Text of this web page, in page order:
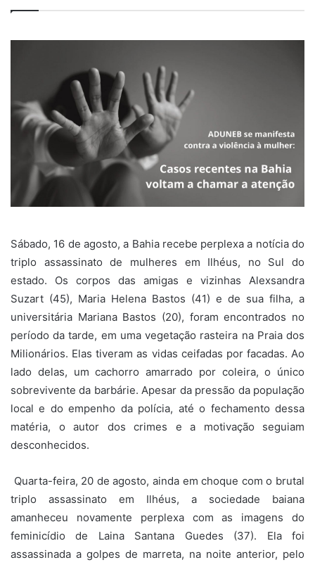
Sábado, 16 de agosto, a Bahia recebe perplexa a notícia do
triplo assassinato de mulheres em Ilhéus, no Sul do
estado. Os corpos das amigas e vizinhas Alexsandra
Suzart (45), Maria Helena Bastos (41) e de sua filha, a
universitária Mariana Bastos (20), foram encontrados no
período da tarde, em uma vegetação rasteira na Praia dos
Milionários. Elas tiveram as vidas ceifadas por facadas. Ao
lado delas, um cachorro amarrado por coleira, o único
sobrevivente da barbárie. Apesar da pressão da população
local e do empenho da polícia, até o fechamento dessa
matéria, o autor dos crimes e a motivação seguiam
desconhecidos.
Quarta-feira, 20 de agosto, ainda em choque com o brutal
triplo assassinato em Ilhéus, a sociedade baiana
amanheceu novamente perplexa com as imagens do
feminicídio de Laina Santana Guedes (37). Ela foi
assassinada a golpes de marreta, na noite anterior, pelo